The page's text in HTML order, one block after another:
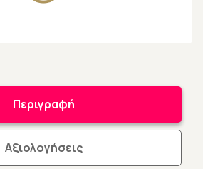
Περιγραφή
Αξιολογήσεις